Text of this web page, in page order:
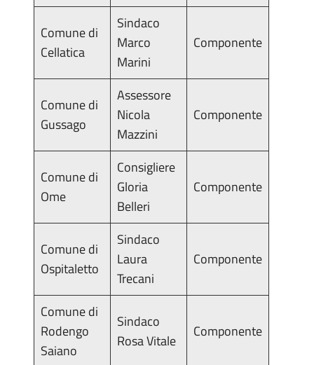
Comune di
Cellatica
Sindaco
Marco
Marini
Componente
Comune di
Gussago
Assessore
Nicola
Mazzini
Componente
Comune di
Ome
Consigliere
Gloria
Belleri
Componente
Comune di
Ospitaletto
Sindaco
Laura
Trecani
Componente
Comune di
Rodengo
Saiano
Sindaco
Rosa Vitale
Componente